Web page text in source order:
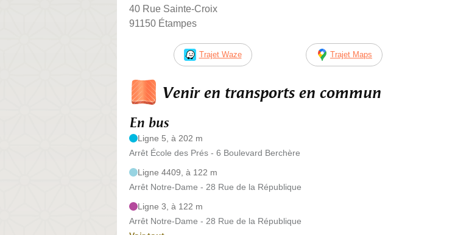
40 Rue Sainte-Croix
91150 Étampes
Trajet Waze Trajet Maps
Venir en transports en commun
En bus
Ligne 5, à 202 m
Arrêt École des Prés - 6 Boulevard Berchère
Ligne 4409, à 122 m
Arrêt Notre-Dame - 28 Rue de la République
Ligne 3, à 122 m
Arrêt Notre-Dame - 28 Rue de la République